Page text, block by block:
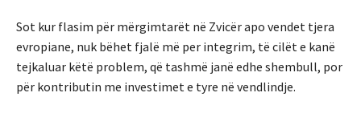
Sot kur flasim për mërgimtarët në Zvicër apo vendet tjera
evropiane, nuk bëhet fjalë më per integrim, të cilët e kanë
tejkaluar këtë problem, që tashmë janë edhe shembull, por
për kontributin me investimet e tyre në vendlindje.